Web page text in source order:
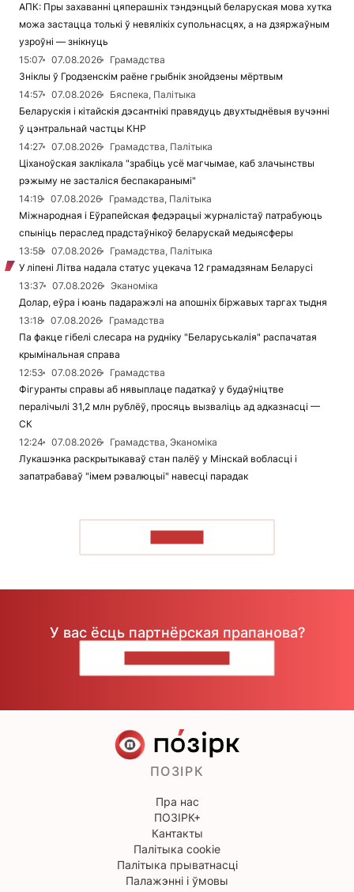
АПК: Пры захаванні цяперашніх тэндэнцый беларуская мова хутка
можа застацца толькі ў невялікіх супольнасцях, а на дзяржаўным
узроўні — знікнуць
15:07
07.08.2026
Грамадства
Зніклы ў Гродзенскім раёне грыбнік знойдзены мёртвым
14:57
07.08.2026
Бяспека, Палітыка
Беларускія і кітайскія дэсантнікі правядуць двухтыднёвыя вучэнні
ў цэнтральнай частцы КНР
14:27
07.08.2026
Грамадства, Палітыка
Ціханоўская заклікала "зрабіць усё магчымае, каб злачынствы
рэжыму не засталіся беспакаранымі"
14:19
07.08.2026
Грамадства, Палітыка
Міжнародная і Еўрапейская федэрацыі журналістаў патрабуюць
спыніць пераслед прадстаўнікоў беларускай медыясферы
13:58
07.08.2026
Грамадства, Палітыка
У ліпені Літва надала статус уцекача 12 грамадзянам Беларусі
13:37
07.08.2026
Эканоміка
Долар, еўра і юань падаражэлі на апошніх біржавых таргах тыдня
13:18
07.08.2026
Грамадства
Па факце гібелі слесара на рудніку "Беларуськалія" распачатая
крымінальная справа
12:53
07.08.2026
Грамадства
Фігуранты справы аб нявыплаце падаткаў у будаўніцтве
пералічылі 31,2 млн рублёў, просяць вызваліць ад адказнасці —
СК
12:24
07.08.2026
Грамадства, Эканоміка
Лукашэнка раскрытыкаваў стан палёў у Мінскай вобласці і
запатрабаваў "імем рэвалюцыі" навесці парадак
У вас ёсць партнёрская прапанова?
ПОЗІРК
Пра нас
ПОЗІРК+
Кантакты
Палітыка cookie
Палітыка прыватнасці
Палажэнні і ўмовы